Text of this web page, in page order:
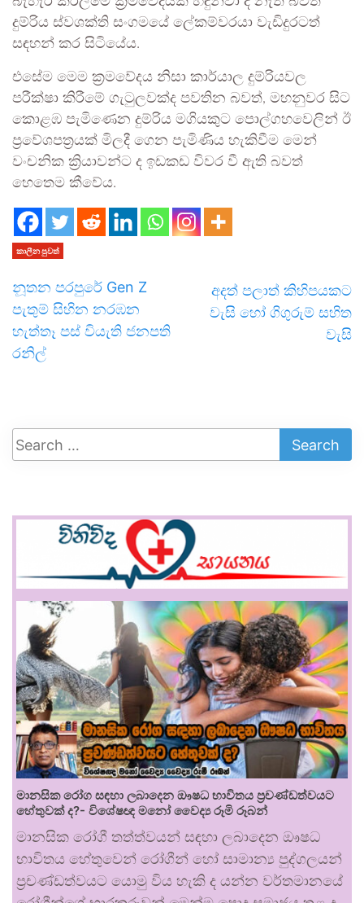
දුම්රිය ස්වශක්ති සංගමයේ ලේකම්වරයා වැඩිදුරටත්
සඳහන් කර සිටියේය.
එසේම මෙම ක්‍රමවේදය නිසා කාර්යාල දුම්රියවල
පරීක්ෂා කිරීමේ ගැටුලවක්ද පවතින බවත්, මහනුවර සිට
කොළඹ පැමිණෙන දුම්රිය මගියකුට පොල්ගහවෙලින් ඊ
ප්‍රවේශපත්‍රයක් මිලදී ගෙන පැමිණිය හැකිවීම මෙන්
වංචනික ක්‍රියාවන්ට ද ඉඩකඩ විවර වී ඇති බවත්
හෙතෙම කීවේය.
කාලීන පුවත්
නූතන පරපුරේ Gen Z
පැතුම් සිහින නරඹන
හැත්තෑ පස් වියැති ජනපති
රනිල්
අදත් පලාත් කිහිපයකට
වැසි හෝ ගිගුරුම් සහිත
වැසි
මානසික රෝග සඳහා ලබාදෙන ඖෂධ භාවිතය ප්‍රචණ්ඩත්වයට
හේතුවක් ද?- විශේෂඥ මනෝ වෛද්‍ය රූමි රූබන්
මානසික රෝගී තත්ත්වයන් සඳහා ලබාදෙන ඖෂධ
භාවිතය හේතුවෙන් රෝගීන් හෝ සාමාන්‍ය පුද්ගලයන්
ප්‍රචණ්ඩත්වයට යොමු විය හැකි ද යන්න වර්තමානයේ